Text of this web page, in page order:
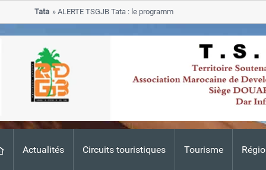
Actualités Circuits touristiques Tourisme
ALERTE TSGJB Tata : le programme de rehabilitation post-
progresse dans les zones sinistrees